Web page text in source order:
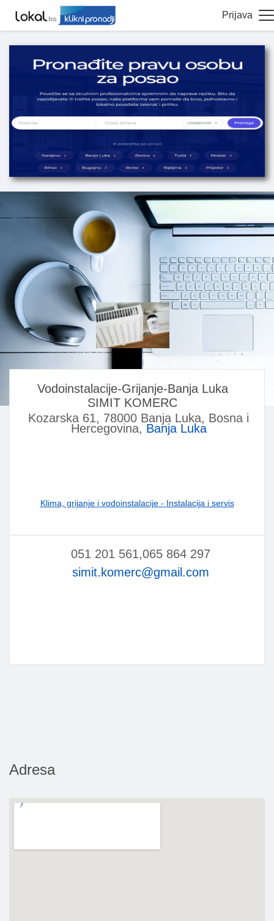
Prijava
Vodoinstalacije-Grijanje-Banja Luka
SIMIT KOMERC
Kozarska 61, 78000 Banja Luka, Bosna i
Hercegovina, Banja Luka
Klima, grijanje i vodoinstalacije - Instalacija i servis
051 201 561,065 864 297
simit.komerc@gmail.com
Adresa